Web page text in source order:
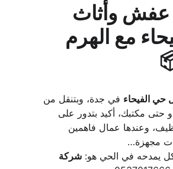
عفش وأثاث
مع الهرم
حي الفيحاء في جدة، وبتنقل من
حتى مكتبك، أكيد بتدور على
وعندها عمال فاهمين
مجهزة…
يمدحه في الحي هو: شركة